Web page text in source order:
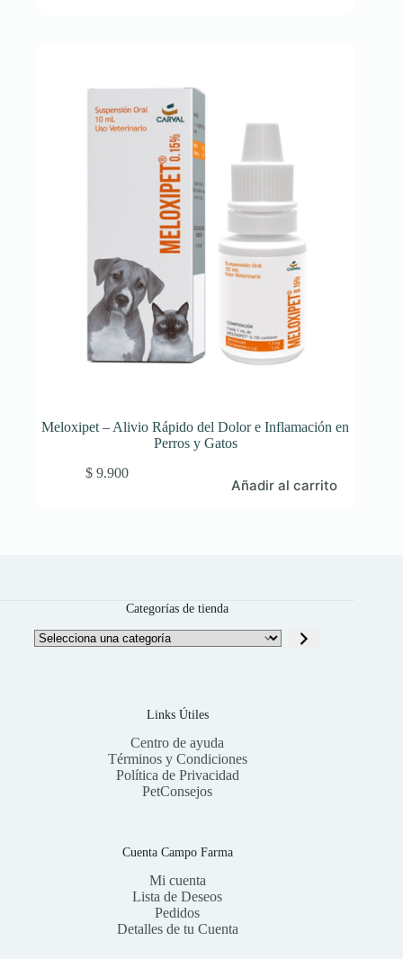
Meloxipet – Alivio Rápido del Dolor e Inflamación en
Perros y Gatos
$9.900
Añadir al carrito
Categorías de tienda
Selecciona
una
Links Útiles
Centro de ayuda
Términos y Condiciones
Política de Privacidad
PetConsejos
Cuenta Campo Farma
Mi cuenta
Lista de Deseos
Pedidos
Detalles de tu Cuenta